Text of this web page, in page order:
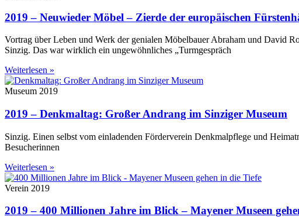
2019 – Neuwieder Möbel – Zierde der europäischen
Vortrag über Leben und Werk der genialen Möbelbauer Abraham und David
Sinzig. Das war wirklich ein ungewöhnliches „Turmgespräch
Weiterlesen »
Museum 2019
2019 – Denkmaltag: Großer Andrang im Sinziger Museum
Sinzig. Einen selbst vom einladenden Förderverein Denkmalpflege und
Besucherinnen
Weiterlesen »
Verein 2019
2019 – 400 Millionen Jahre im Blick – Mayener Museen